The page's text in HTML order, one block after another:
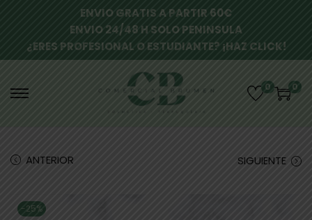
ENVIO GRATIS A PARTIR 60€
ENVIO 24/48 H SOLO PENINSULA
¿ERES PROFESIONAL O ESTUDIANTE? ¡HAZ CLICK!
0 0
ANTERIOR SIGUIENTE
-25%